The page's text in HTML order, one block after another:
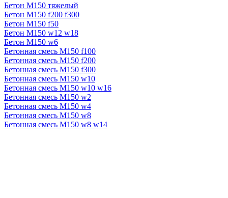
Бетон М150 тяжелый
Бетон М150 f200 f300
Бетон М150 f50
Бетон М150 w12 w18
Бетон М150 w6
Бетонная смесь М150 f100
Бетонная смесь М150 f200
Бетонная смесь М150 f300
Бетонная смесь М150 w10
Бетонная смесь М150 w10 w16
Бетонная смесь М150 w2
Бетонная смесь М150 w4
Бетонная смесь М150 w8
Бетонная смесь М150 w8 w14